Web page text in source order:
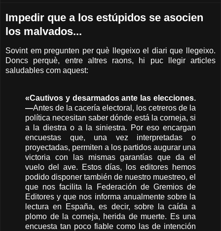
Impedir que a los estúpidos se asocien
los malvados...
Sovint em pregunten per què llegeixo el diari que llegeixo.
Doncs perquè, entre altres raons, hi puc llegir articles
saludables com aquest:
«Cautivos y desarmados ante las elecciones.
—Antes de la cacería electoral, los cetreros de la
política necesitan saber dónde está la corneja, si
a la diestra o a la siniestra. Por eso encargan
encuestas que, una vez interpretadas o
proyectadas, permiten a los partidos augurar una
victoria con las mismas garantías que da el
vuelo del ave. Estos días, los editores hemos
podido disponer también de nuestro muestreo, el
que nos facilita la Federación de Gremios de
Editores y que nos informa anualmente sobre la
lectura en España, es decir, sobre la caída a
plomo de la corneja, herida de muerte. Es una
encuesta tan poco fiable como las de intención